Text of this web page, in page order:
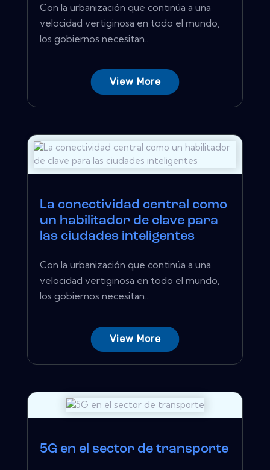
Con la urbanización que continúa a una
velocidad vertiginosa en todo el mundo,
los gobiernos necesitan...
View More
La conectividad central como
un habilitador de clave para
las ciudades inteligentes
Con la urbanización que continúa a una
velocidad vertiginosa en todo el mundo,
los gobiernos necesitan...
View More
5G en el sector de transporte